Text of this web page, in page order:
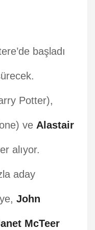
başladı
Potter),
ve Alastair
alıyor.
aday
John
McTeer